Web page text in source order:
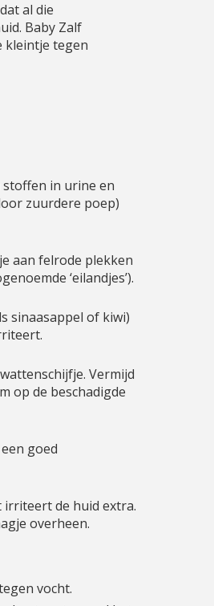
al die
Baby Zalf
kleintje tegen
stoffen in urine en
zuurdere poep)
aan felrode plekken
‘eilandjes’).
sinaasappel of kiwi)
Vermijd
op de beschadigde
goed
irriteert de huid extra.
overheen.
vocht.